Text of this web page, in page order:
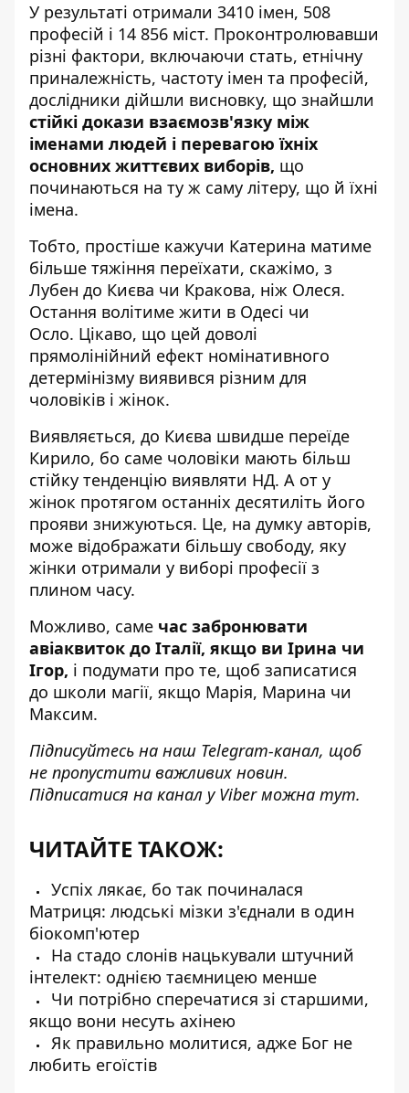
У результаті отримали 3410 імен, 508
професій і 14 856 міст. Проконтролювавши
різні фактори, включаючи стать, етнічну
приналежність, частоту імен та професій,
дослідники дійшли висновку, що знайшли
стійкі докази взаємозв'язку між
іменами людей і перевагою їхніх
основних життєвих виборів, що
починаються на ту ж саму літеру, що й їхні
імена.
Тобто, простіше кажучи Катерина матиме
більше тяжіння переїхати, скажімо, з
Лубен до Києва чи Кракова, ніж Олеся.
Остання волітиме жити в Одесі чи
Осло. Цікаво, що цей доволі
прямолінійний ефект номінативного
детермінізму виявився різним для
чоловіків і жінок.
Виявляється, до Києва швидше переїде
Кирило, бо саме чоловіки мають більш
стійку тенденцію виявляти НД. А от у
жінок протягом останніх десятиліть його
прояви знижуються. Це, на думку авторів,
може відображати більшу свободу, яку
жінки отримали у виборі професії з
плином часу.
Можливо, саме час забронювати
авіаквиток до Італії, якщо ви Ірина чи
Ігор, і подумати про те, щоб записатися
до школи магії, якщо Марія, Марина чи
Максим.
Підписуйтесь на наш Telegram-канал, щоб
не пропустити важливих новин.
Підписатися на канал у Viber можна тут.
ЧИТАЙТЕ ТАКОЖ:
Успіх лякає, бо так починалася
Матриця: людські мізки з'єднали в один
біокомп'ютер
На стадо слонів нацькували штучний
інтелект: однією таємницею менше
Чи потрібно сперечатися зі старшими,
якщо вони несуть ахінею
Як правильно молитися, адже Бог не
любить егоїстів